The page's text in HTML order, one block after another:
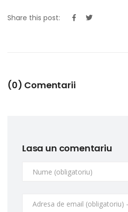
Share this post:
(0) Comentarii
Lasa un comentariu